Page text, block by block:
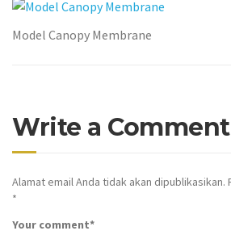
Model Canopy Membrane
Write a Comment
Alamat email Anda tidak akan dipublikasikan.
*
Your comment*